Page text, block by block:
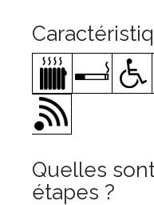
Quelles
étapes ?